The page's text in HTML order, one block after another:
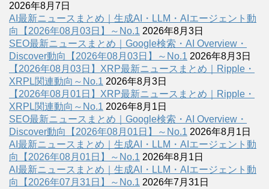
2026年8月7日
AI最新ニュースまとめ｜生成AI・LLM・AIエージェント動
向【2026年08月03日】～No.1 2026年8月3日
SEO最新ニュースまとめ｜Google検索・AI Overview・
Discover動向【2026年08月03日】～No.1 2026年8月3日
【2026年08月03日】XRP最新ニュースまとめ｜Ripple・
XRPL関連動向～No.1 2026年8月3日
【2026年08月01日】XRP最新ニュースまとめ｜Ripple・
XRPL関連動向～No.1 2026年8月1日
SEO最新ニュースまとめ｜Google検索・AI Overview・
Discover動向【2026年08月01日】～No.1 2026年8月1日
AI最新ニュースまとめ｜生成AI・LLM・AIエージェント動
向【2026年08月01日】～No.1 2026年8月1日
AI最新ニュースまとめ｜生成AI・LLM・AIエージェント動
向【2026年07月31日】～No.1 2026年7月31日